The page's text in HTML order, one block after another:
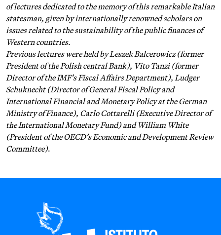
of lectures dedicated to the memory of this remarkable Italian
statesman, given by internationally renowned scholars on
issues related to the sustainability of the public finances of
Western countries.
Previous lectures were held by Leszek Balcerowicz (former
President of the Polish central Bank), Vito Tanzi (former
Director of the IMF’s Fiscal Affairs Department), Ludger
Schuknecht (Director of General Fiscal Policy and
International Financial and Monetary Policy at the German
Ministry of Finance), Carlo Cottarelli (Executive Director of
the International Monetary Fund) and William White
(President of the OECD’s Economic and Development Review
Committee).